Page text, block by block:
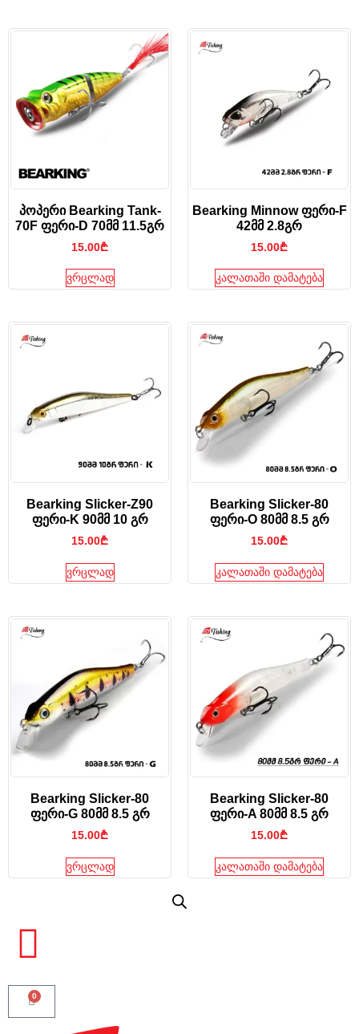
პოპერი Bearking Tank-
70F ფერი-D 70მმ 11.5გრ
15.00₾
ვრცლად
Bearking Minnow ფერი-F
42მმ 2.8გრ
15.00₾
კალათაში დამატება
Bearking Slicker-Z90
ფერი-K 90მმ 10 გრ
15.00₾
ვრცლად
Bearking Slicker-80
ფერი-O 80მმ 8.5 გრ
15.00₾
კალათაში დამატება
Bearking Slicker-80
ფერი-G 80მმ 8.5 გრ
15.00₾
ვრცლად
Bearking Slicker-80
ფერი-A 80მმ 8.5 გრ
15.00₾
კალათაში დამატება
0